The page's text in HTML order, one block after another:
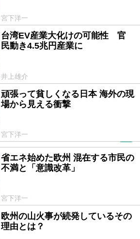
宮下洋一
台湾EV産業大化けの可能性 官
民動き4.5兆円産業に
井上雄介
頑張って貧しくなる日本 海外の現
場から見える衝撃
宮下洋一
省エネ始めた欧州 混在する市民の
不満と「意識改革」
宮下洋一
欧州の山火事が続発しているその
理由とは？